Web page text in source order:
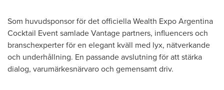
Som huvudsponsor för det officiella Wealth Expo Argentina
Cocktail Event samlade Vantage partners, influencers och
branschexperter för en elegant kväll med lyx, nätverkande
och underhållning. En passande avslutning för att stärka
dialog, varumärkesnärvaro och gemensamt driv.